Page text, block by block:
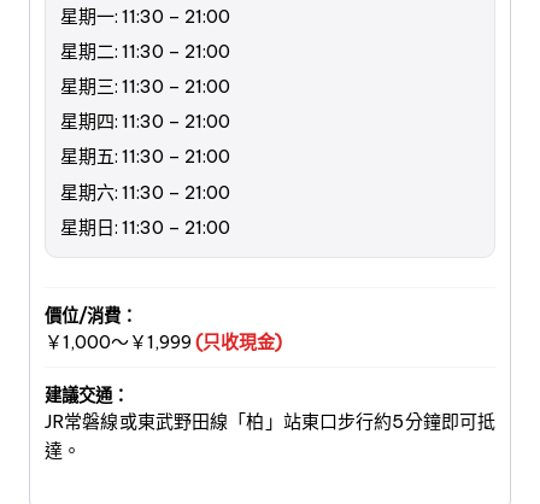
星期一: 11:30 – 21:00
星期二: 11:30 – 21:00
星期三: 11:30 – 21:00
星期四: 11:30 – 21:00
星期五: 11:30 – 21:00
星期六: 11:30 – 21:00
星期日: 11:30 – 21:00
價位/消費：
￥1,000～￥1,999 (只收現金)
建議交通：
JR常磐線或東武野田線「柏」站東口步行約5分鐘即可抵
達。